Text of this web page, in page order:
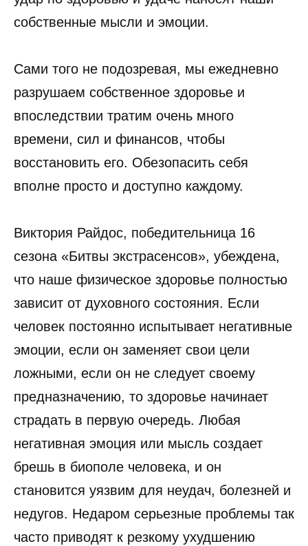
собственные мысли и эмоции.
Сами того не подозревая, мы ежедневно
разрушаем собственное здоровье и
впоследствии тратим очень много
времени, сил и финансов, чтобы
восстановить его. Обезопасить себя
вполне просто и доступно каждому.
Виктория Райдос, победительница 16
сезона «Битвы экстрасенсов», убеждена,
что наше физическое здоровье полностью
зависит от духовного состояния. Если
человек постоянно испытывает негативные
эмоции, если он заменяет свои цели
ложными, если он не следует своему
предназначению, то здоровье начинает
страдать в первую очередь. Любая
негативная эмоция или мысль создает
брешь в биополе человека, и он
становится уязвим для неудач, болезней и
недугов. Недаром серьезные проблемы так
часто приводят к резкому ухудшению